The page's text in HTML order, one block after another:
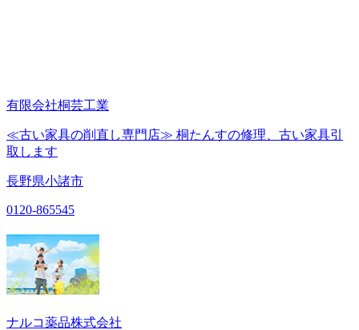
有限会社桐芸工業
≪古い家具の削直し専門店≫ 桐たんすの修理、古い家具引
取します
長野県小諸市
0120-865545
ナルコ薬品株式会社